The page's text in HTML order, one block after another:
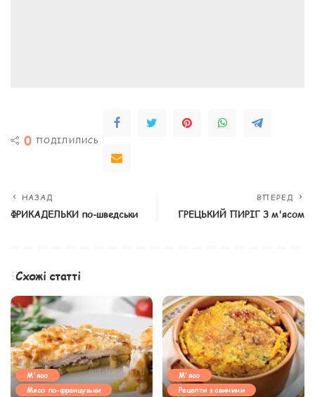
0 ПОДІЛИЛИСЬ
НАЗАД
ФРИКАДЕЛЬКИ по-шведськи
ВПЕРЕД
ГРЕЦЬКИЙ ПИРІГ З м'ясом
Схожі статті
М'ясо
Мясо по-французьки
М'ясо
Рецепти з свинини